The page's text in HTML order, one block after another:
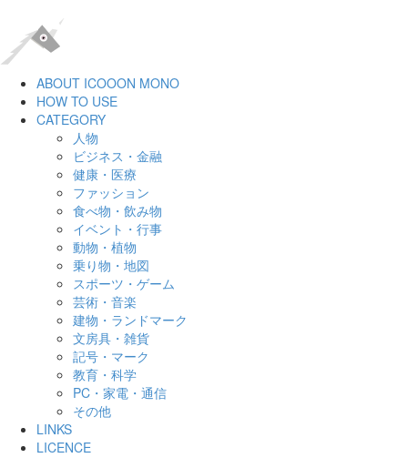
ABOUT ICOOON MONO
HOW TO USE
CATEGORY
人物
ビジネス・金融
健康・医療
ファッション
食べ物・飲み物
イベント・行事
動物・植物
乗り物・地図
スポーツ・ゲーム
芸術・音楽
建物・ランドマーク
文房具・雑貨
記号・マーク
教育・科学
PC・家電・通信
その他
LINKS
LICENCE